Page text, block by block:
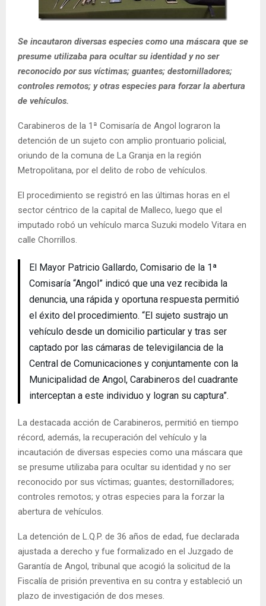
N
U
Se incautaron diversas especies como una máscara que se
presume utilizaba para ocultar su identidad y no ser
reconocido por sus víctimas; guantes; destornilladores;
controles remotos; y otras especies para forzar la abertura
de vehículos.
Carabineros de la 1ª Comisaría de Angol lograron la
detención de un sujeto con amplio prontuario policial,
oriundo de la comuna de La Granja en la región
Metropolitana, por el delito de robo de vehículos.
El procedimiento se registró en las últimas horas en el
sector céntrico de la capital de Malleco, luego que el
imputado robó un vehículo marca Suzuki modelo Vitara en
calle Chorrillos.
El Mayor Patricio Gallardo, Comisario de la 1ª
Comisaría “Angol” indicó que una vez recibida la
denuncia, una rápida y oportuna respuesta permitió
el éxito del procedimiento. “El sujeto sustrajo un
vehículo desde un domicilio particular y tras ser
captado por las cámaras de televigilancia de la
Central de Comunicaciones y conjuntamente con la
Municipalidad de Angol, Carabineros del cuadrante
interceptan a este individuo y logran su captura”.
La destacada acción de Carabineros, permitió en tiempo
récord, además, la recuperación del vehículo y la
incautación de diversas especies como una máscara que
se presume utilizaba para ocultar su identidad y no ser
reconocido por sus víctimas; guantes; destornilladores;
controles remotos; y otras especies para la forzar la
abertura de vehículos.
La detención de L.Q.P. de 36 años de edad, fue declarada
ajustada a derecho y fue formalizado en el Juzgado de
Garantía de Angol, tribunal que acogió la solicitud de la
Fiscalía de prisión preventiva en su contra y estableció un
plazo de investigación de dos meses.